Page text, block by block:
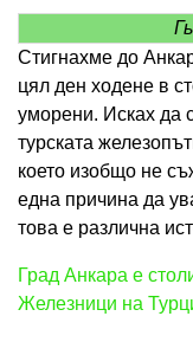
Стигнахме до
цял ден ходене в
уморени. Исках да
турската
което изобщо не
една причина да
това е различна
Град Анкара е
Железници на